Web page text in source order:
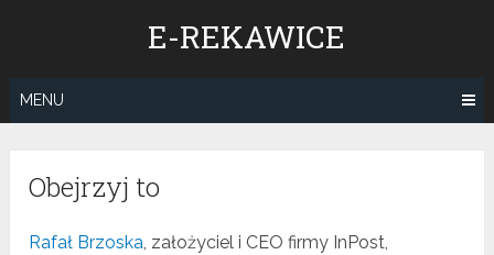
E-REKAWICE
MENU
Obejrzyj to
Rafał Brzoska, założyciel i CEO firmy InPost,